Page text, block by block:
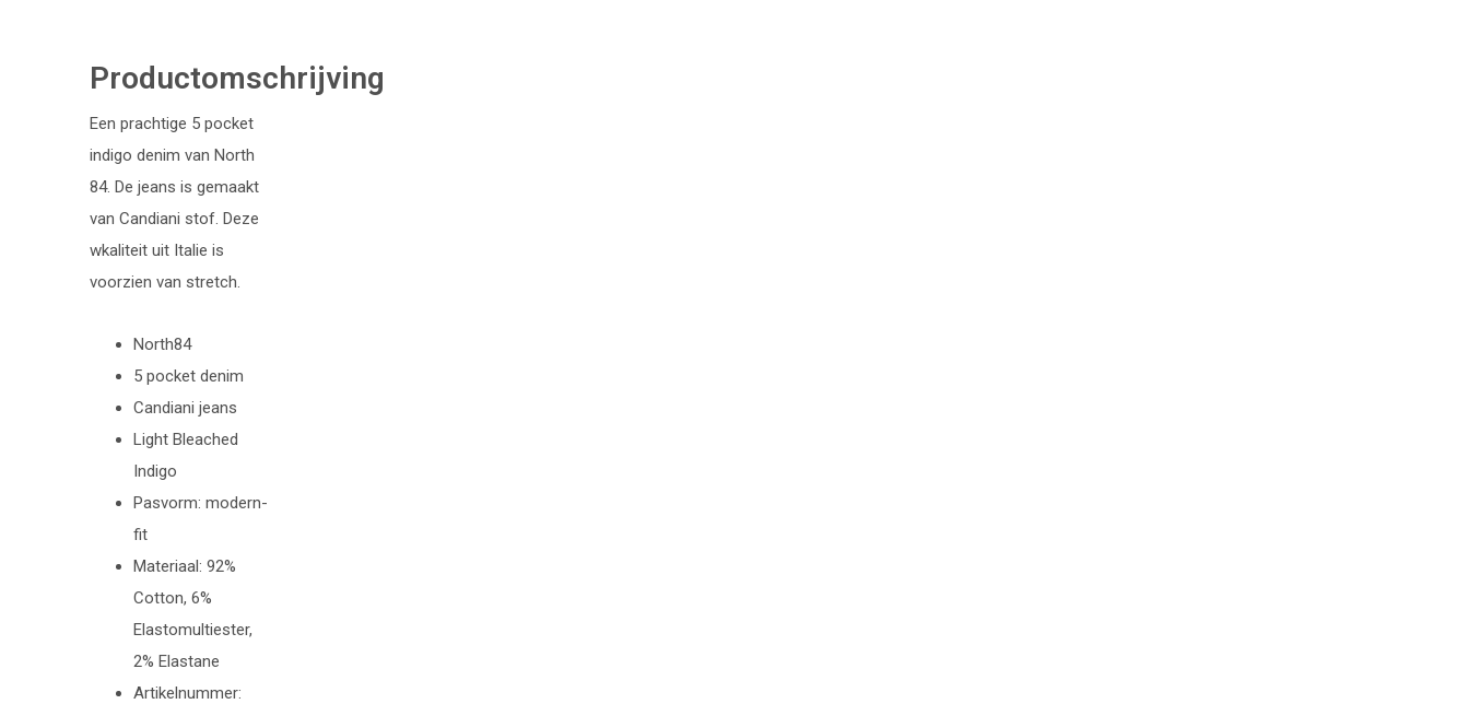
Productomschrijving
Een prachtige 5 pocket
indigo denim van North
84. De jeans is gemaakt
van Candiani stof. Deze
wkaliteit uit Italie is
voorzien van stretch.
North84
5 pocket denim
Candiani jeans
Light Bleached
Indigo
Pasvorm: modern-
fit
Materiaal: 92%
Cotton, 6%
Elastomultiester,
2% Elastane
Artikelnummer: